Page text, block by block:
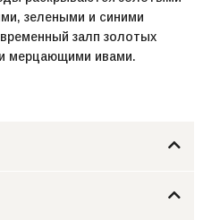
зелеными и синими
залп золотых
мерцающими ивами.